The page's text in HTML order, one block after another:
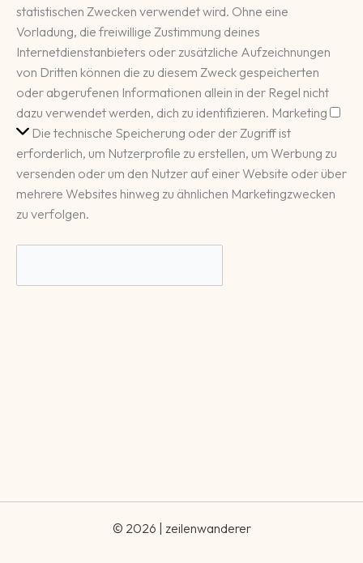
statistischen Zwecken verwendet wird. Ohne eine
Vorladung, die freiwillige Zustimmung deines
Internetdienstanbieters oder zusätzliche Aufzeichnungen
von Dritten können die zu diesem Zweck gespeicherten
oder abgerufenen Informationen allein in der Regel nicht
dazu verwendet werden, dich zu identifizieren. Marketing
Die technische Speicherung oder der Zugriff ist
erforderlich, um Nutzerprofile zu erstellen, um Werbung zu
versenden oder um den Nutzer auf einer Website oder über
mehrere Websites hinweg zu ähnlichen Marketingzwecken
zu verfolgen.
© 2026 | zeilenwanderer